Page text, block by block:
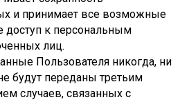
и принимает все возможные
к персональным
лиц.
Пользователя никогда, ни
будут переданы третьим
случаев, связанных с